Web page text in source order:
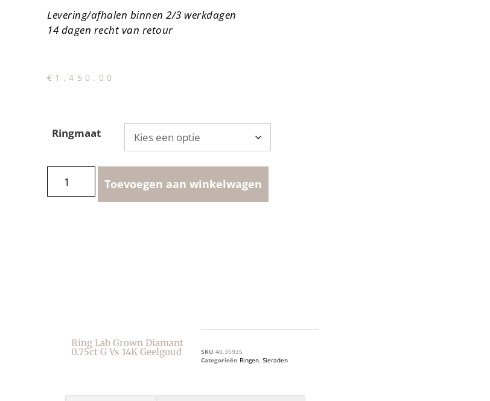
Levering/afhalen binnen 2/3 werkdagen
14 dagen recht van retour
€ 1,450.00
Ringmaat
Toevoegen aan winkelwagen
Ring Lab Grown Diamant
0.75ct G Vs 14K Geelgoud SKU 40.35935
Categorieën Ringen, Sieraden